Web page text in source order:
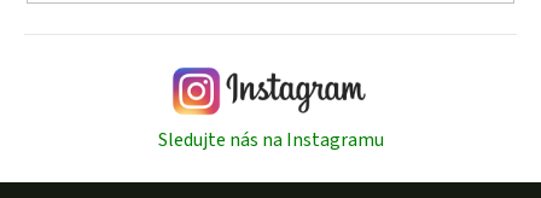
Sledujte nás na Instagramu